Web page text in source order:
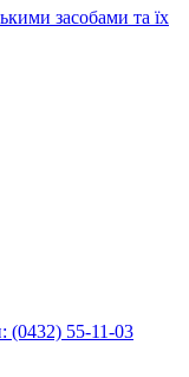
засобами та їх
(0432) 55-11-03